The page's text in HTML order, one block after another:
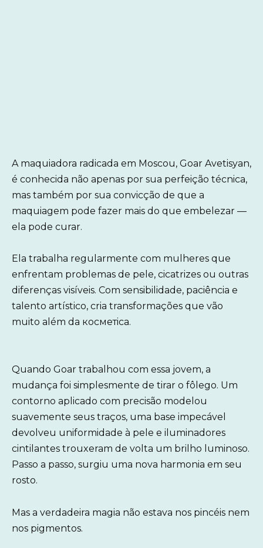
A maquiadora radicada em Moscou, Goar Avetisyan,
é conhecida não apenas por sua perfeição técnica,
mas também por sua convicção de que a
maquiagem pode fazer mais do que embelezar —
ela pode curar.
Ela trabalha regularmente com mulheres que
enfrentam problemas de pele, cicatrizes ou outras
diferenças visíveis. Com sensibilidade, paciência e
talento artístico, cria transformações que vão
muito além da косметica.
Quando Goar trabalhou com essa jovem, a
mudança foi simplesmente de tirar o fôlego. Um
contorno aplicado com precisão modelou
suavemente seus traços, uma base impecável
devolveu uniformidade à pele e iluminadores
cintilantes trouxeram de volta um brilho luminoso.
Passo a passo, surgiu uma nova harmonia em seu
rosto.
Mas a verdadeira magia não estava nos pincéis nem
nos pigmentos.